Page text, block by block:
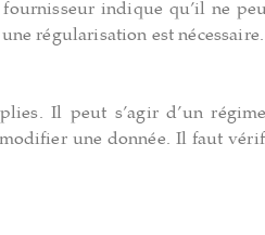
indique qu’il ne
régularisation est nécessaire.
Il peut s’agir d’un
modifier une donnée. Il faut